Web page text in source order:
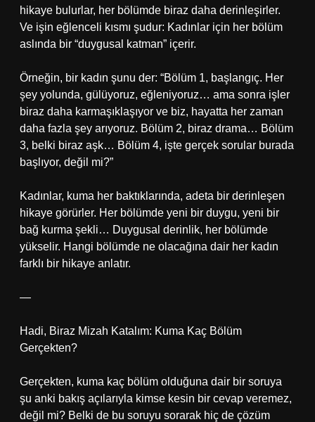
hikaye bulurlar, her bölümde biraz daha derinleşirler.
Ve işin eğlenceli kısmı şudur: Kadınlar için her bölüm
aslında bir “duygusal katman” içerir.
Örneğin, bir kadın şunu der: “Bölüm 1, başlangıç. Her
şey yolunda, gülüyoruz, eğleniyoruz… ama sonra işler
biraz daha karmaşıklaşıyor ve biz, hayatta her zaman
daha fazla şey arıyoruz. Bölüm 2, biraz drama… Bölüm
3, belki biraz aşk… Bölüm 4, işte gerçek sorular burada
başlıyor, değil mi?”
Kadınlar, kuma her baktıklarında, adeta bir derinleşen
hikaye görürler. Her bölümde yeni bir duygu, yeni bir
bağ kurma şekli… Duygusal derinlik, her bölümde
yükselir. Hangi bölümde ne olacağına dair her kadın
farklı bir hikaye anlatır.
—
Hadi, Biraz Mizah Katalım: Kuma Kaç Bölüm
Gerçekten?
Gerçekten, kuma kaç bölüm olduğuna dair bir soruya
şu anki bakış açılarıyla kimse kesin bir cevap veremez,
değil mi? Belki de bu soruyu sorarak hiç de çözüm